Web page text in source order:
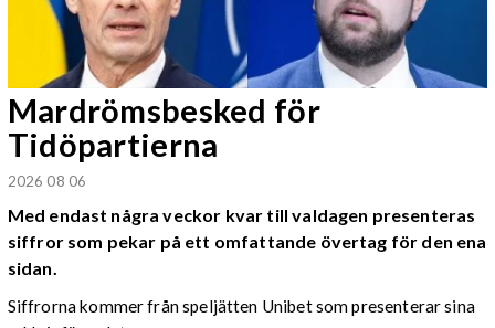
Mardrömsbesked för
Tidöpartierna
2026 08 06
Med endast några veckor kvar till valdagen presenteras
siffror som pekar på ett omfattande övertag för den ena
sidan.
Siffrorna kommer från speljätten Unibet som presenterar sina